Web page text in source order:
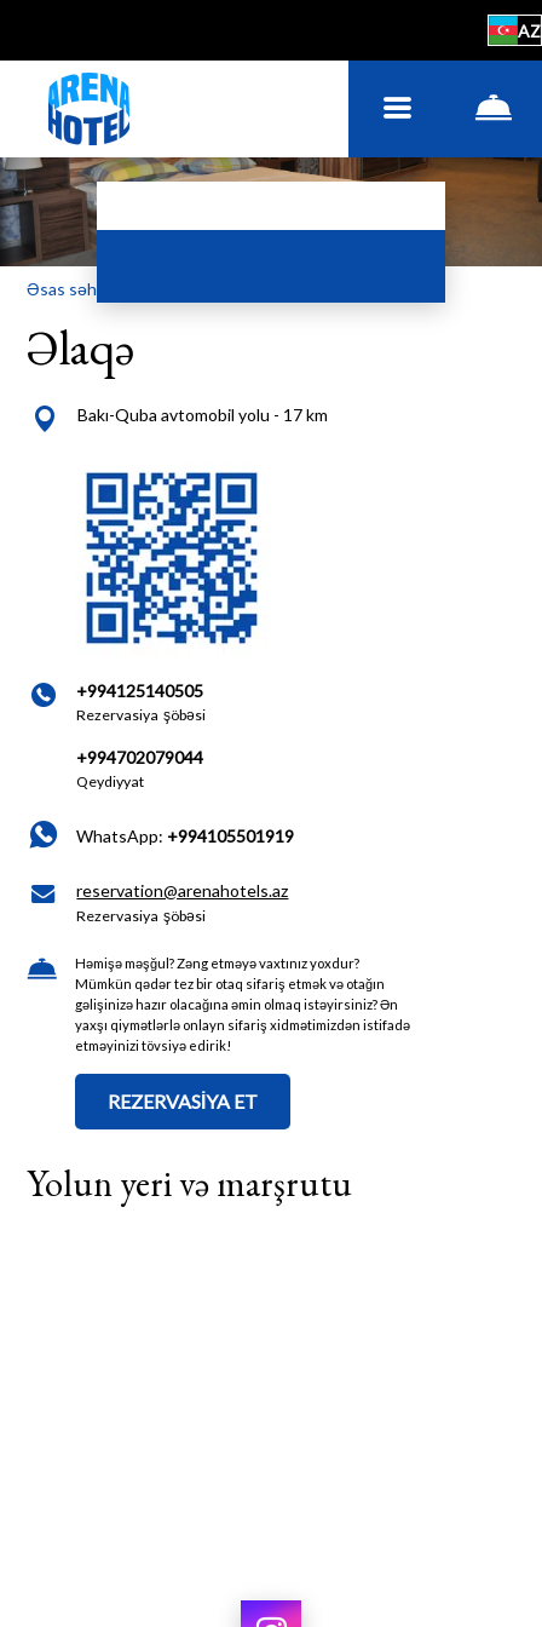
AZ
Əsas səhifə
Əlaqə
Bakı-Quba avtomobil yolu - 17 km
+994125140505
Rezervasiya şöbəsi
+994702079044
Qeydiyyat
WhatsApp: +994105501919
reservation@arenahotels.az
Rezervasiya şöbəsi
Həmişə məşğul? Zəng etməyə vaxtınız yoxdur?
Mümkün qədər tez bir otaq sifariş etmək və otağın
gəlişinizə hazır olacağına əmin olmaq istəyirsiniz? Ən
yaxşı qiymətlərlə onlayn sifariş xidmətimizdən istifadə
etməyinizi tövsiyə edirik!
REZERVASİYA ET
Yolun yeri və marşrutu